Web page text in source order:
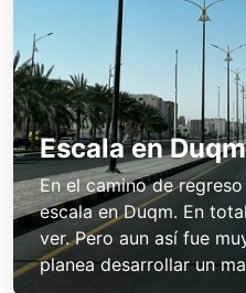
Escala en Duqm
En el camino de
escala en Duqm. En
ver. Pero aun así fue
planea desarrollar un